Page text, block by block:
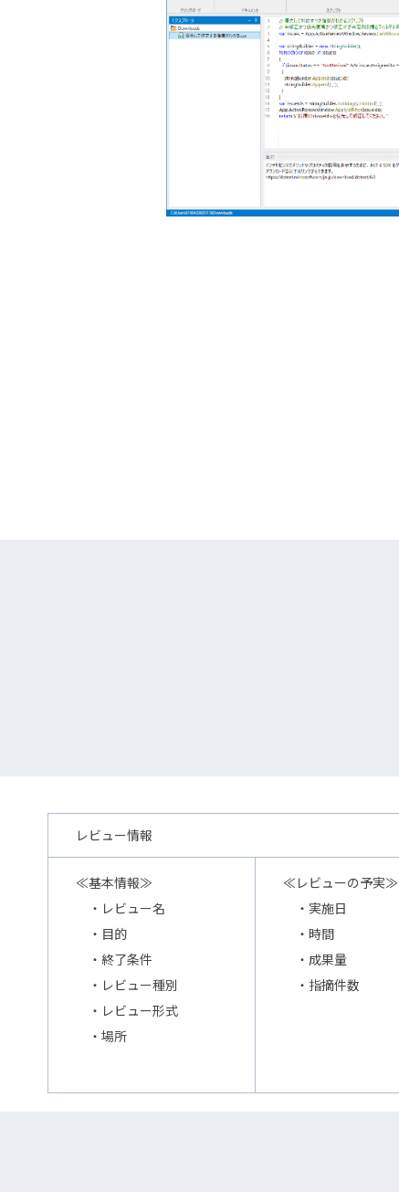
レビュー情報
≪基本情報≫
・レビュー名
・目的
・終了条件
・レビュー種別
・レビュー形式
・場所
≪レビューの予実≫
・実施日
・時間
・成果量
・指摘件数